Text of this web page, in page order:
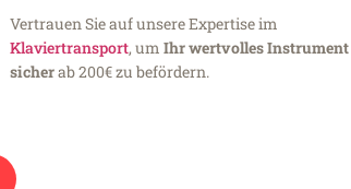
Vertrauen Sie auf unsere Expertise im
Klaviertransport, um Ihr wertvolles Instrument
sicherab 200€ zu befördern.